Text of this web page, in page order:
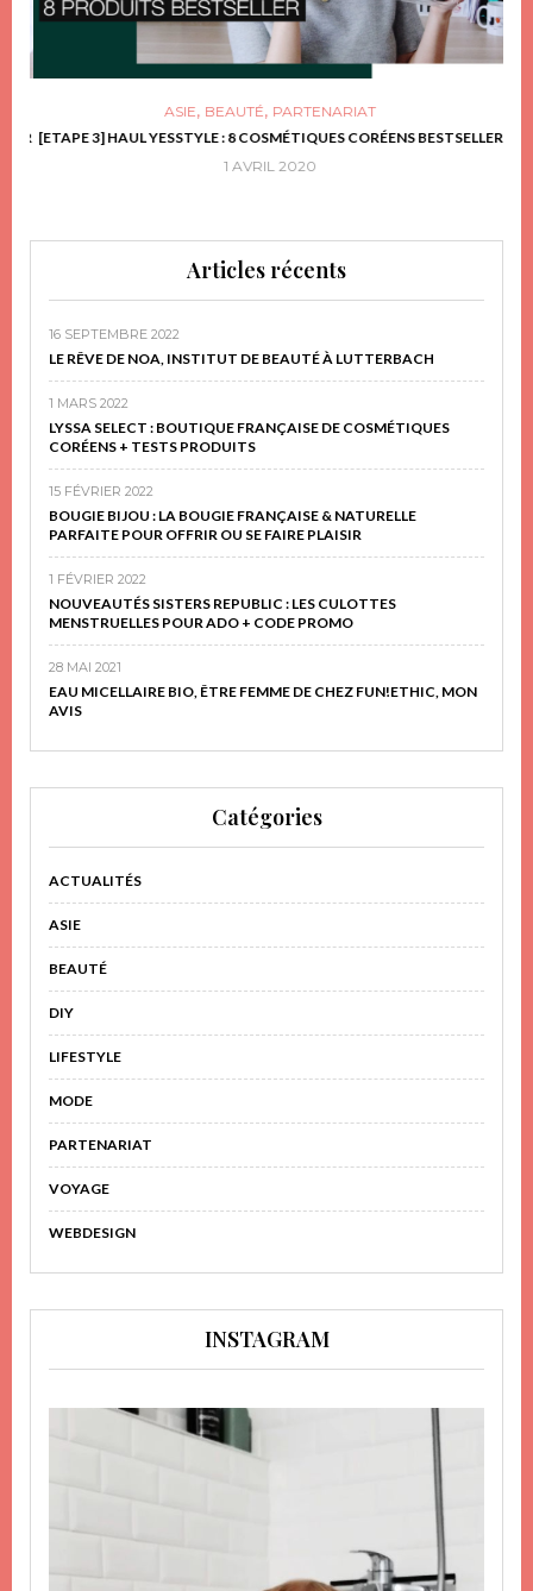
ASIE, BEAUTÉ, PARTENARIAT
[ETAPE 3] HAUL YESSTYLE : 8 COSMÉTIQUES CORÉENS BESTSELLER
1 AVRIL 2020
Articles récents
16 SEPTEMBRE 2022
LE RÊVE DE NOA, INSTITUT DE BEAUTÉ À LUTTERBACH
1 MARS 2022
LYSSA SELECT : BOUTIQUE FRANÇAISE DE COSMÉTIQUES
CORÉENS + TESTS PRODUITS
15 FÉVRIER 2022
BOUGIE BIJOU : LA BOUGIE FRANÇAISE & NATURELLE
PARFAITE POUR OFFRIR OU SE FAIRE PLAISIR
1 FÉVRIER 2022
NOUVEAUTÉS SISTERS REPUBLIC : LES CULOTTES
MENSTRUELLES POUR ADO + CODE PROMO
28 MAI 2021
EAU MICELLAIRE BIO, ÊTRE FEMME DE CHEZ FUN!ETHIC, MON
AVIS
Catégories
ACTUALITÉS
ASIE
BEAUTÉ
DIY
LIFESTYLE
MODE
PARTENARIAT
VOYAGE
WEBDESIGN
INSTAGRAM